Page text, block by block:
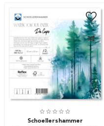
Schoellershammer